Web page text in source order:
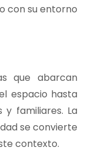
con su entorno
que abarcan
espacio hasta
familiares. La
se convierte
contexto.